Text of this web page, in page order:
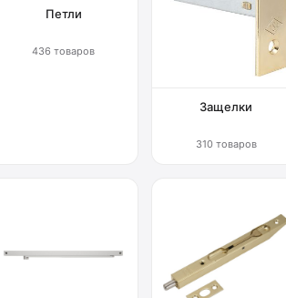
Петли
436 товаров
Защелки
310 товаров